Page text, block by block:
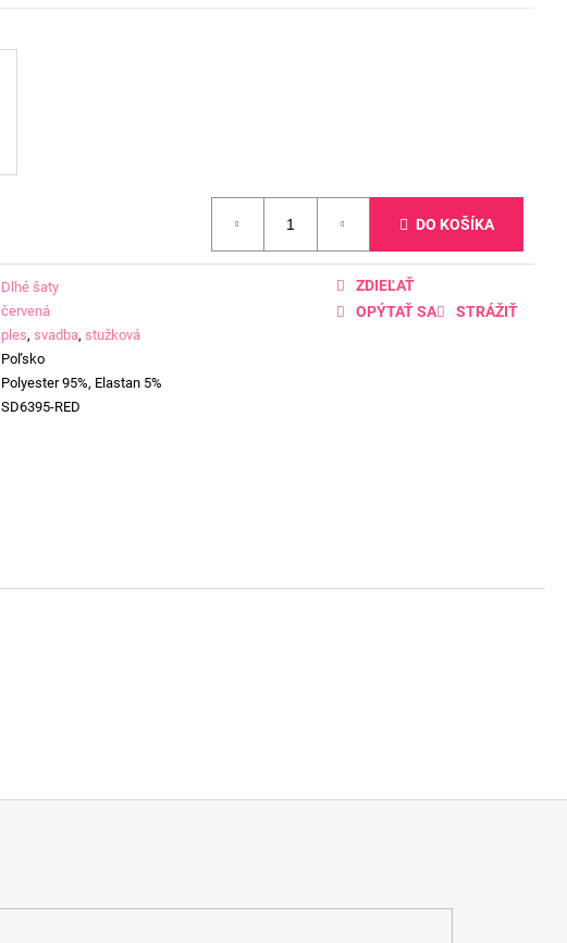
DO KOŠÍKA
Dlhé šaty
červená
ples, svadba, stužková
Poľsko
Polyester 95%, Elastan 5%
SD6395-RED
OPÝTAŤ SA STRÁŽIŤ
ZDIEĽAŤ